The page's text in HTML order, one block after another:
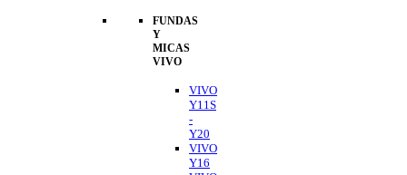
FUNDAS
Y
MICAS
VIVO
VIVO
Y11S
-
Y20
VIVO
Y16